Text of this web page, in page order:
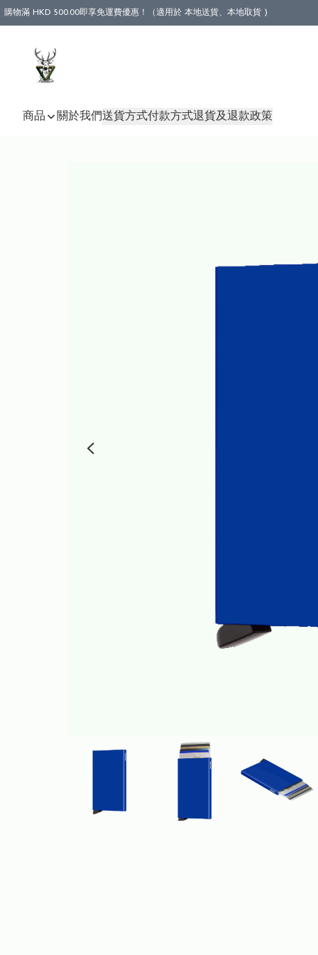
購物滿 HKD 500.00即享免運費優惠！（適用於 本地送貨、本地取貨 )
商品 關於我們送貨方式付款方式退貨及退款政策